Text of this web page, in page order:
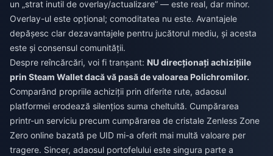
un „strat inutil de overlay/actualizare” — este real, dar minor.
Overlay-ul este opțional; comoditatea nu este. Avantajele
depășesc clar dezavantajele pentru jucătorul mediu, și acesta
este și consensul comunității.
Despre reîncărcări, voi fi tranșant: NU direcționați achizițiile
prin Steam Wallet dacă vă pasă de valoarea Polichromilor.
Comparând propriile achiziții prin diferite rute, adaosul
platformei erodează silențios suma cheltuită. Cumpărarea
printr-un serviciu precum cumpărarea de cristale Zenless Zone
Zero online bazată pe UID mi-a oferit mai multă valoare per
tragere. Sincer, adaosul portofelului este singura parte a